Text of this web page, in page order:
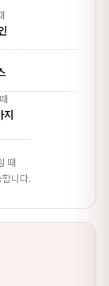
지
때
니다.